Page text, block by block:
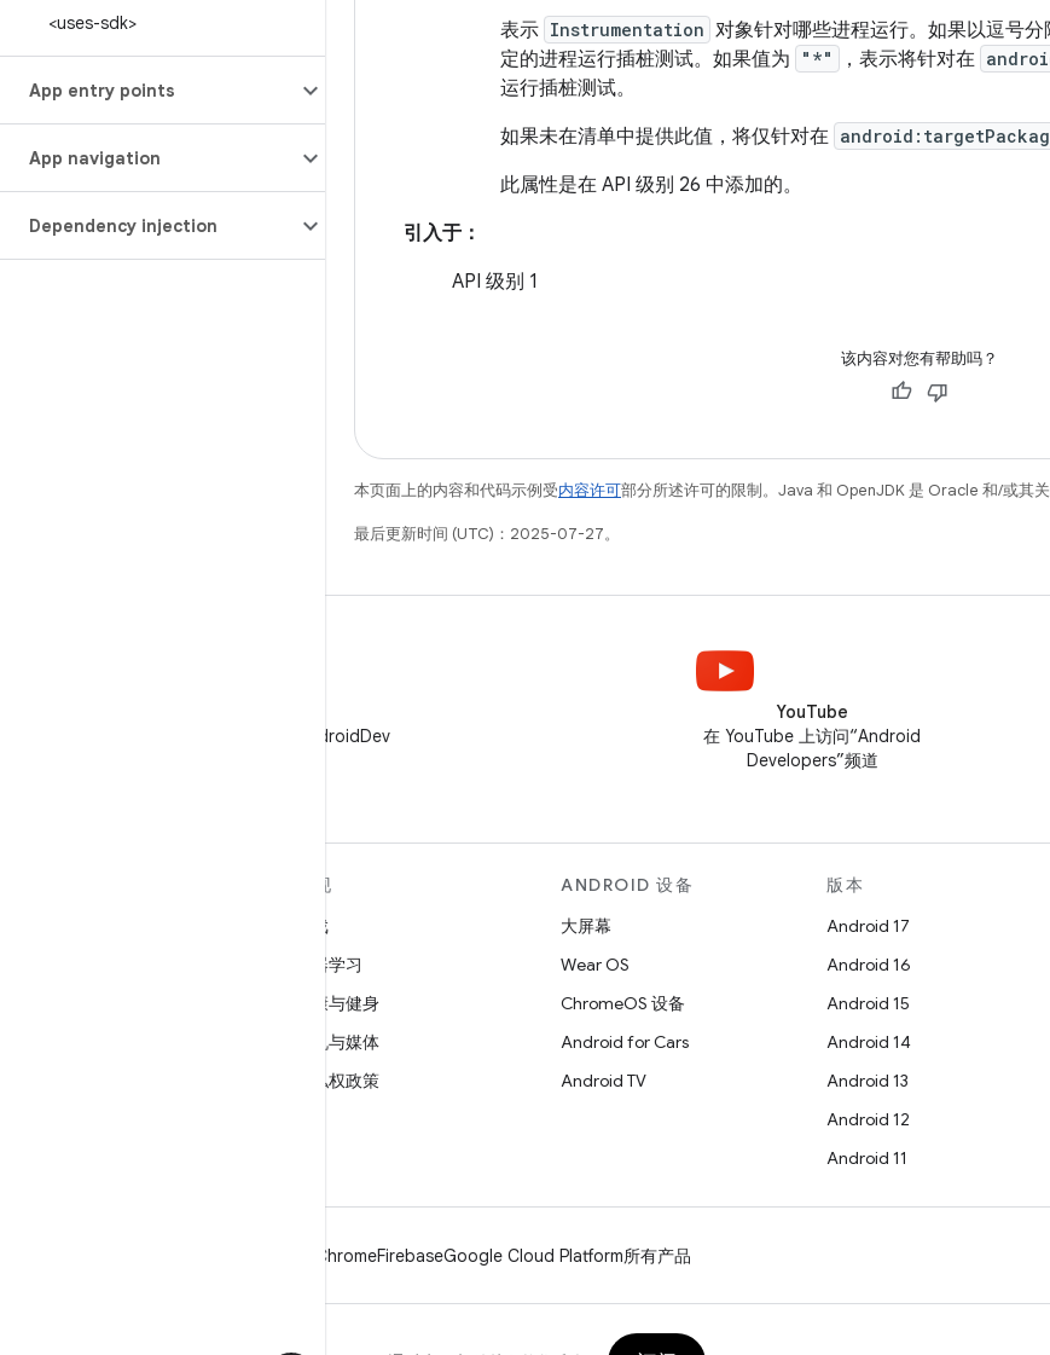
<uses-sdk>
App entry points
App navigation
Dependency injection
表示 Instrumentation 对象针对哪些进程运行。如果以逗号
定的进程运行插桩测试。如果值为
"*" ，表示将针对在
运行插桩测试。
如果未在清单中提供此值，将仅针对在
此属性是在 API 级别 26 中添加的。
引入于：
API 级别 1
该内容对您有帮助吗？
本页面上的内容和代码示例受内容许可部分所述许可的限制。Java 和 OpenJDK 是 Oracle 和/或其关
最后更新时间 (UTC)：2025-07-27。
在 X 上关注 @AndroidDev
YouTube
在 YouTube 上访问“Android
Developers”频道
发现
游戏
机器学习
健康与健身
相机与媒体
隐私权政策
ANDROID 设备
大屏幕
Wear OS
ChromeOS 设备
Android for Cars
Android TV
版本
Android 17
Android 16
Android 15
Android 14
Android 13
Android 12
Android 11
ChromeFirebaseGoogle Cloud Platform所有产品